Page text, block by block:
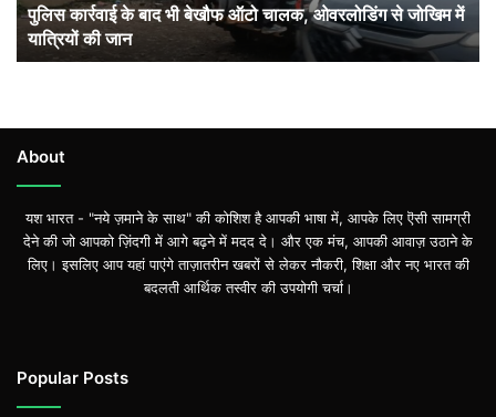
ओवरलोडिंग
जोखिम
की
जान
पुलिस कार्रवाई के बाद भी बेखौफ ऑटो चालक, ओवरलोडिंग से जोखिम में
यात्रियों की जान
About
यश भारत - "नये ज़माने के साथ" की कोशिश है आपकी भाषा में, आपके लिए ऎसी सामग्री
देने की जो आपको ज़िंदगी में आगे बढ़ने में मदद दे। और एक मंच, आपकी आवाज़ उठाने के
लिए। इसलिए आप यहां पाएंगे ताज़ातरीन खबरों से लेकर नौकरी, शिक्षा और नए भारत की
बदलती आर्थिक तस्वीर की उपयोगी चर्चा।
Popular Posts